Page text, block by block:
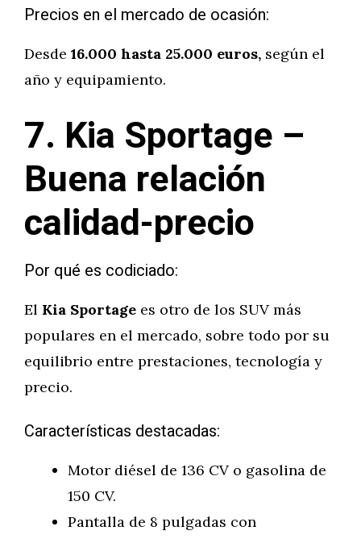
Precios en el mercado de ocasión:
Desde 16.000 hasta 25.000 euros, según el
año y equipamiento.
7. Kia Sportage –
Buena relación
calidad-precio
Por qué es codiciado:
El Kia Sportage es otro de los SUV más
populares en el mercado, sobre todo por su
equilibrio entre prestaciones, tecnología y
precio.
Características destacadas:
Motor diésel de 136 CV o gasolina de
150 CV.
Pantalla de 8 pulgadas con